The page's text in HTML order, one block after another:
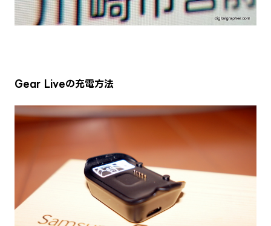
Gear Liveの充電方法